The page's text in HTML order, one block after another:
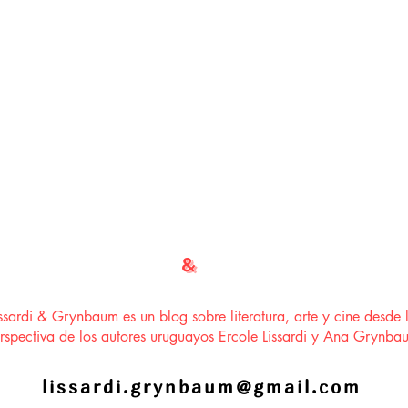
&GRYNBAUM
& Grynbaum es un blog sobre literatura, arte y cine desde
de los autores uruguayos Ercole Lissardi y Ana
lissardi.grynbaum@gmail.com